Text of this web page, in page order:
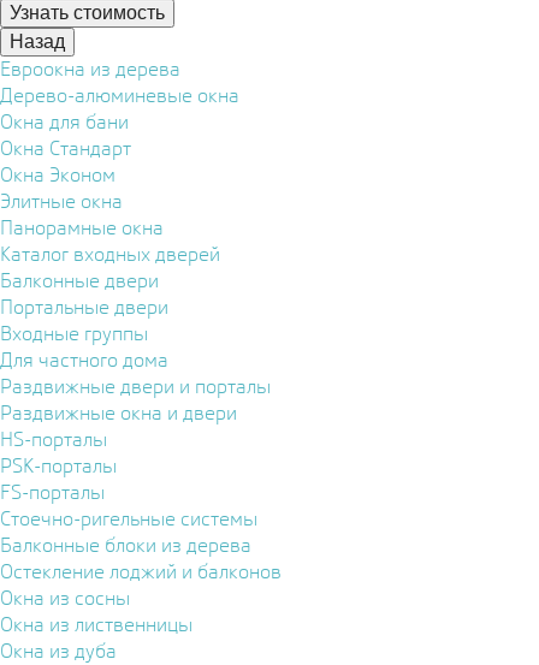
Узнать стоимость
Назад
Евроокна из дерева
Дерево-алюминевые окна
Окна для бани
Окна Стандарт
Окна Эконом
Элитные окна
Панорамные окна
Каталог входных дверей
Балконные двери
Портальные двери
Входные группы
Для частного дома
Раздвижные двери и порталы
Раздвижные окна и двери
HS-порталы
PSK-порталы
FS-порталы
Стоечно-ригельные системы
Балконные блоки из дерева
Остекление лоджий и балконов
Окна из сосны
Окна из лиственницы
Окна из дуба